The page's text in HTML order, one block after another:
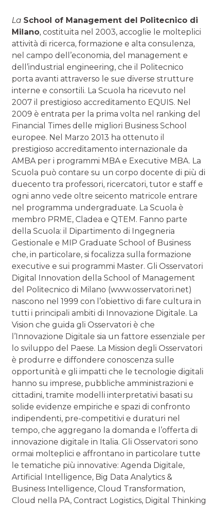
La School of Management del Politecnico di
Milano, costituita nel 2003, accoglie le molteplici
attività di ricerca, formazione e alta consulenza,
nel campo dell’economia, del management e
dell’industrial engineering, che il Politecnico
porta avanti attraverso le sue diverse strutture
interne e consortili. La Scuola ha ricevuto nel
2007 il prestigioso accreditamento EQUIS. Nel
2009 è entrata per la prima volta nel ranking del
Financial Times delle migliori Business School
europee. Nel Marzo 2013 ha ottenuto il
prestigioso accreditamento internazionale da
AMBA per i programmi MBA e Executive MBA. La
Scuola può contare su un corpo docente di più di
duecento tra professori, ricercatori, tutor e staff e
ogni anno vede oltre seicento matricole entrare
nel programma undergraduate. La Scuola è
membro PRME, Cladea e QTEM. Fanno parte
della Scuola: il Dipartimento di Ingegneria
Gestionale e MIP Graduate School of Business
che, in particolare, si focalizza sulla formazione
executive e sui programmi Master. Gli Osservatori
Digital Innovation della School of Management
del Politecnico di Milano (www.osservatori.net)
nascono nel 1999 con l’obiettivo di fare cultura in
tutti i principali ambiti di Innovazione Digitale. La
Vision che guida gli Osservatori è che
l’Innovazione Digitale sia un fattore essenziale per
lo sviluppo del Paese. La Mission degli Osservatori
è produrre e diffondere conoscenza sulle
opportunità e gli impatti che le tecnologie digitali
hanno su imprese, pubbliche amministrazioni e
cittadini, tramite modelli interpretativi basati su
solide evidenze empiriche e spazi di confronto
indipendenti, pre-competitivi e duraturi nel
tempo, che aggregano la domanda e l’offerta di
innovazione digitale in Italia. Gli Osservatori sono
ormai molteplici e affrontano in particolare tutte
le tematiche più innovative: Agenda Digitale,
Artificial Intelligence, Big Data Analytics &
Business Intelligence, Cloud Transformation,
Cloud nella PA, Contract Logistics, Digital Thinking